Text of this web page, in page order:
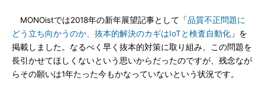
MONOistでは2018年の新年展望記事として「品質不正問題に
どう立ち向かうのか、抜本的解決のカギはIoTと検査自動化 」を
掲載しました。なるべく早く抜本的対策に取り組み、この問題を
長引かせてほしくないという思いからだったのですが、残念なが
らその願いは1年たった今もかなっていないという状況です。